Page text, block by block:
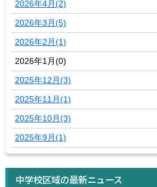
2026年4月(2)
2026年3月(5)
2026年2月(1)
2026年1月(0)
2025年12月(3)
2025年11月(1)
2025年10月(3)
2025年9月(1)
中学校区域の最新ニュース